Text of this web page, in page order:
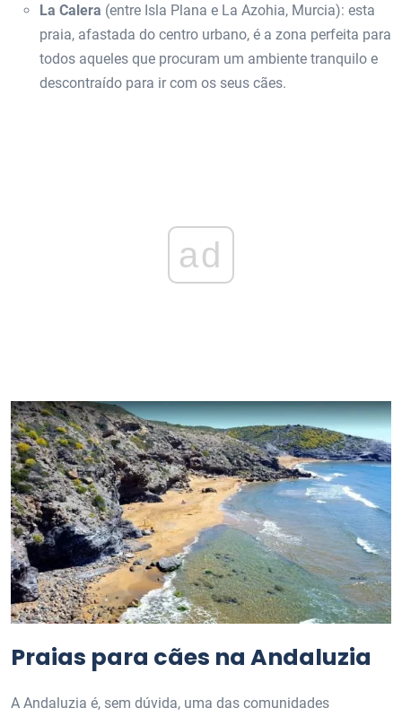
La Calera (entre Isla Plana e La Azohia, Murcia): esta
praia, afastada do centro urbano, é a zona perfeita para
todos aqueles que procuram um ambiente tranquilo e
descontraído para ir com os seus cães.
ad
Praias para cães na Andaluzia
A Andaluzia é, sem dúvida, uma das comunidades